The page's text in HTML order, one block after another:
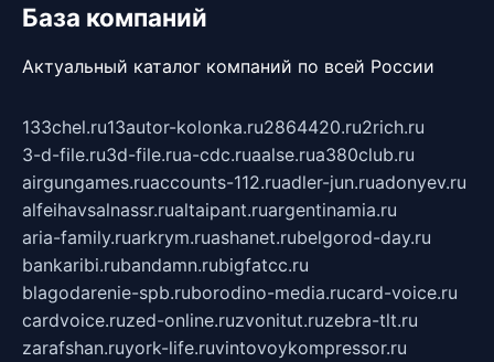
База компаний
Актуальный каталог компаний по всей России
133chel.ru13autor-kolonka.ru2864420.ru2rich.ru
3-d-file.ru3d-file.rua-cdc.ruaalse.rua380club.ru
airgungames.ruaccounts-112.ruadler-jun.ruadonyev.ru
alfeihavsalnassr.rualtaipant.ruargentinamia.ru
aria-family.ruarkrym.ruashanet.rubelgorod-day.ru
bankaribi.rubandamn.rubigfatcc.ru
blagodarenie-spb.ruborodino-media.rucard-voice.ru
cardvoice.ruzed-online.ruzvonitut.ruzebra-tlt.ru
zarafshan.ruyork-life.ruvintovoykompressor.ru